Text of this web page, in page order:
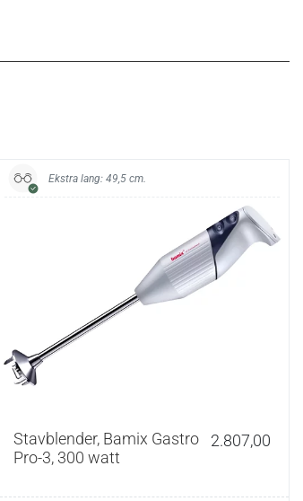
Ekstra lang: 49,5 cm.
Stavblender, Bamix Gastro
Pro-3, 300 watt
2.807,00